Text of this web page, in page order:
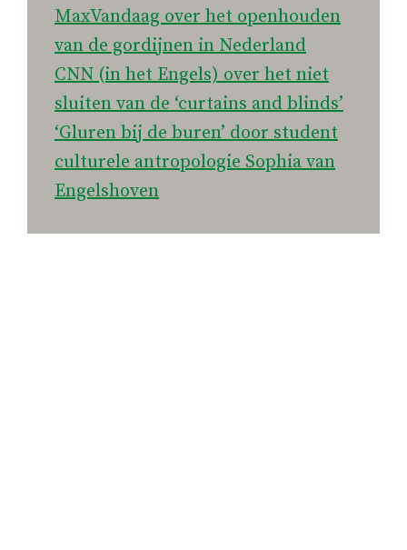
MaxVandaag over het openhouden
van de gordijnen in Nederland
CNN (in het Engels) over het niet
sluiten van de ‘curtains and blinds’
‘Gluren bij de buren’ door student
culturele antropologie Sophia van
Engelshoven